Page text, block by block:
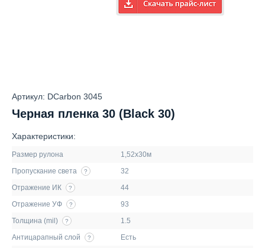
Артикул: DCarbon 3045
Черная пленка 30 (Black 30)
Характеристики:
Размер рулона
1,52х30м
Пропускание света
?
32
Отражение ИК
?
44
Отражение УФ
?
93
Толщина (mil)
?
1.5
Антицарапный слой
?
Есть